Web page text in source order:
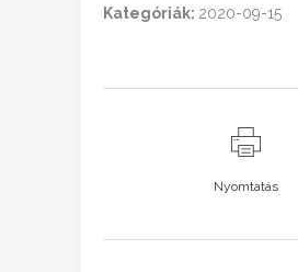
Kategóriák: 2020-09-15
Nyomtatás